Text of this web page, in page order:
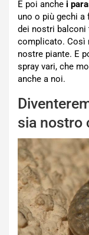
E poi anche i
uno o più gechi a
dei nostri balconi
complicato. Così
nostre piante. E
spray vari, che
anche a noi.
sia nostro